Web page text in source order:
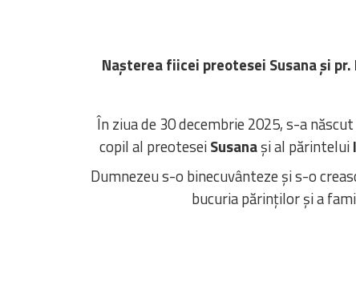
Nașterea fiicei preotesei Susana și pr.
În ziua de 30 decembrie 2025, s-a
copil al preoteseiSusanași al părintelui
Dumnezeu s-o binecuvânteze și s-o
bucuria părinților și a